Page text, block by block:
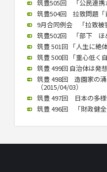
筑豊505回 「公民連携
筑豊504回 拉致問題「
9月合同例会 「拉致被
筑豊502回 「部下 ほ
筑豊 501回 「人生に絶
筑豊 500回 「重心低く
筑豊 499回 自治体は
筑豊 498回 造園家の涌
（2015/04/03）
筑豊 497回 日本の多様
筑豊 496回 「財政健全